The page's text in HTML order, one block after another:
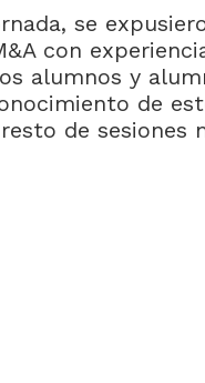
se
con
alumnos y
de
de sesiones